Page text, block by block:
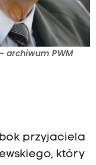
archiwum PWM
przyjaciela
który